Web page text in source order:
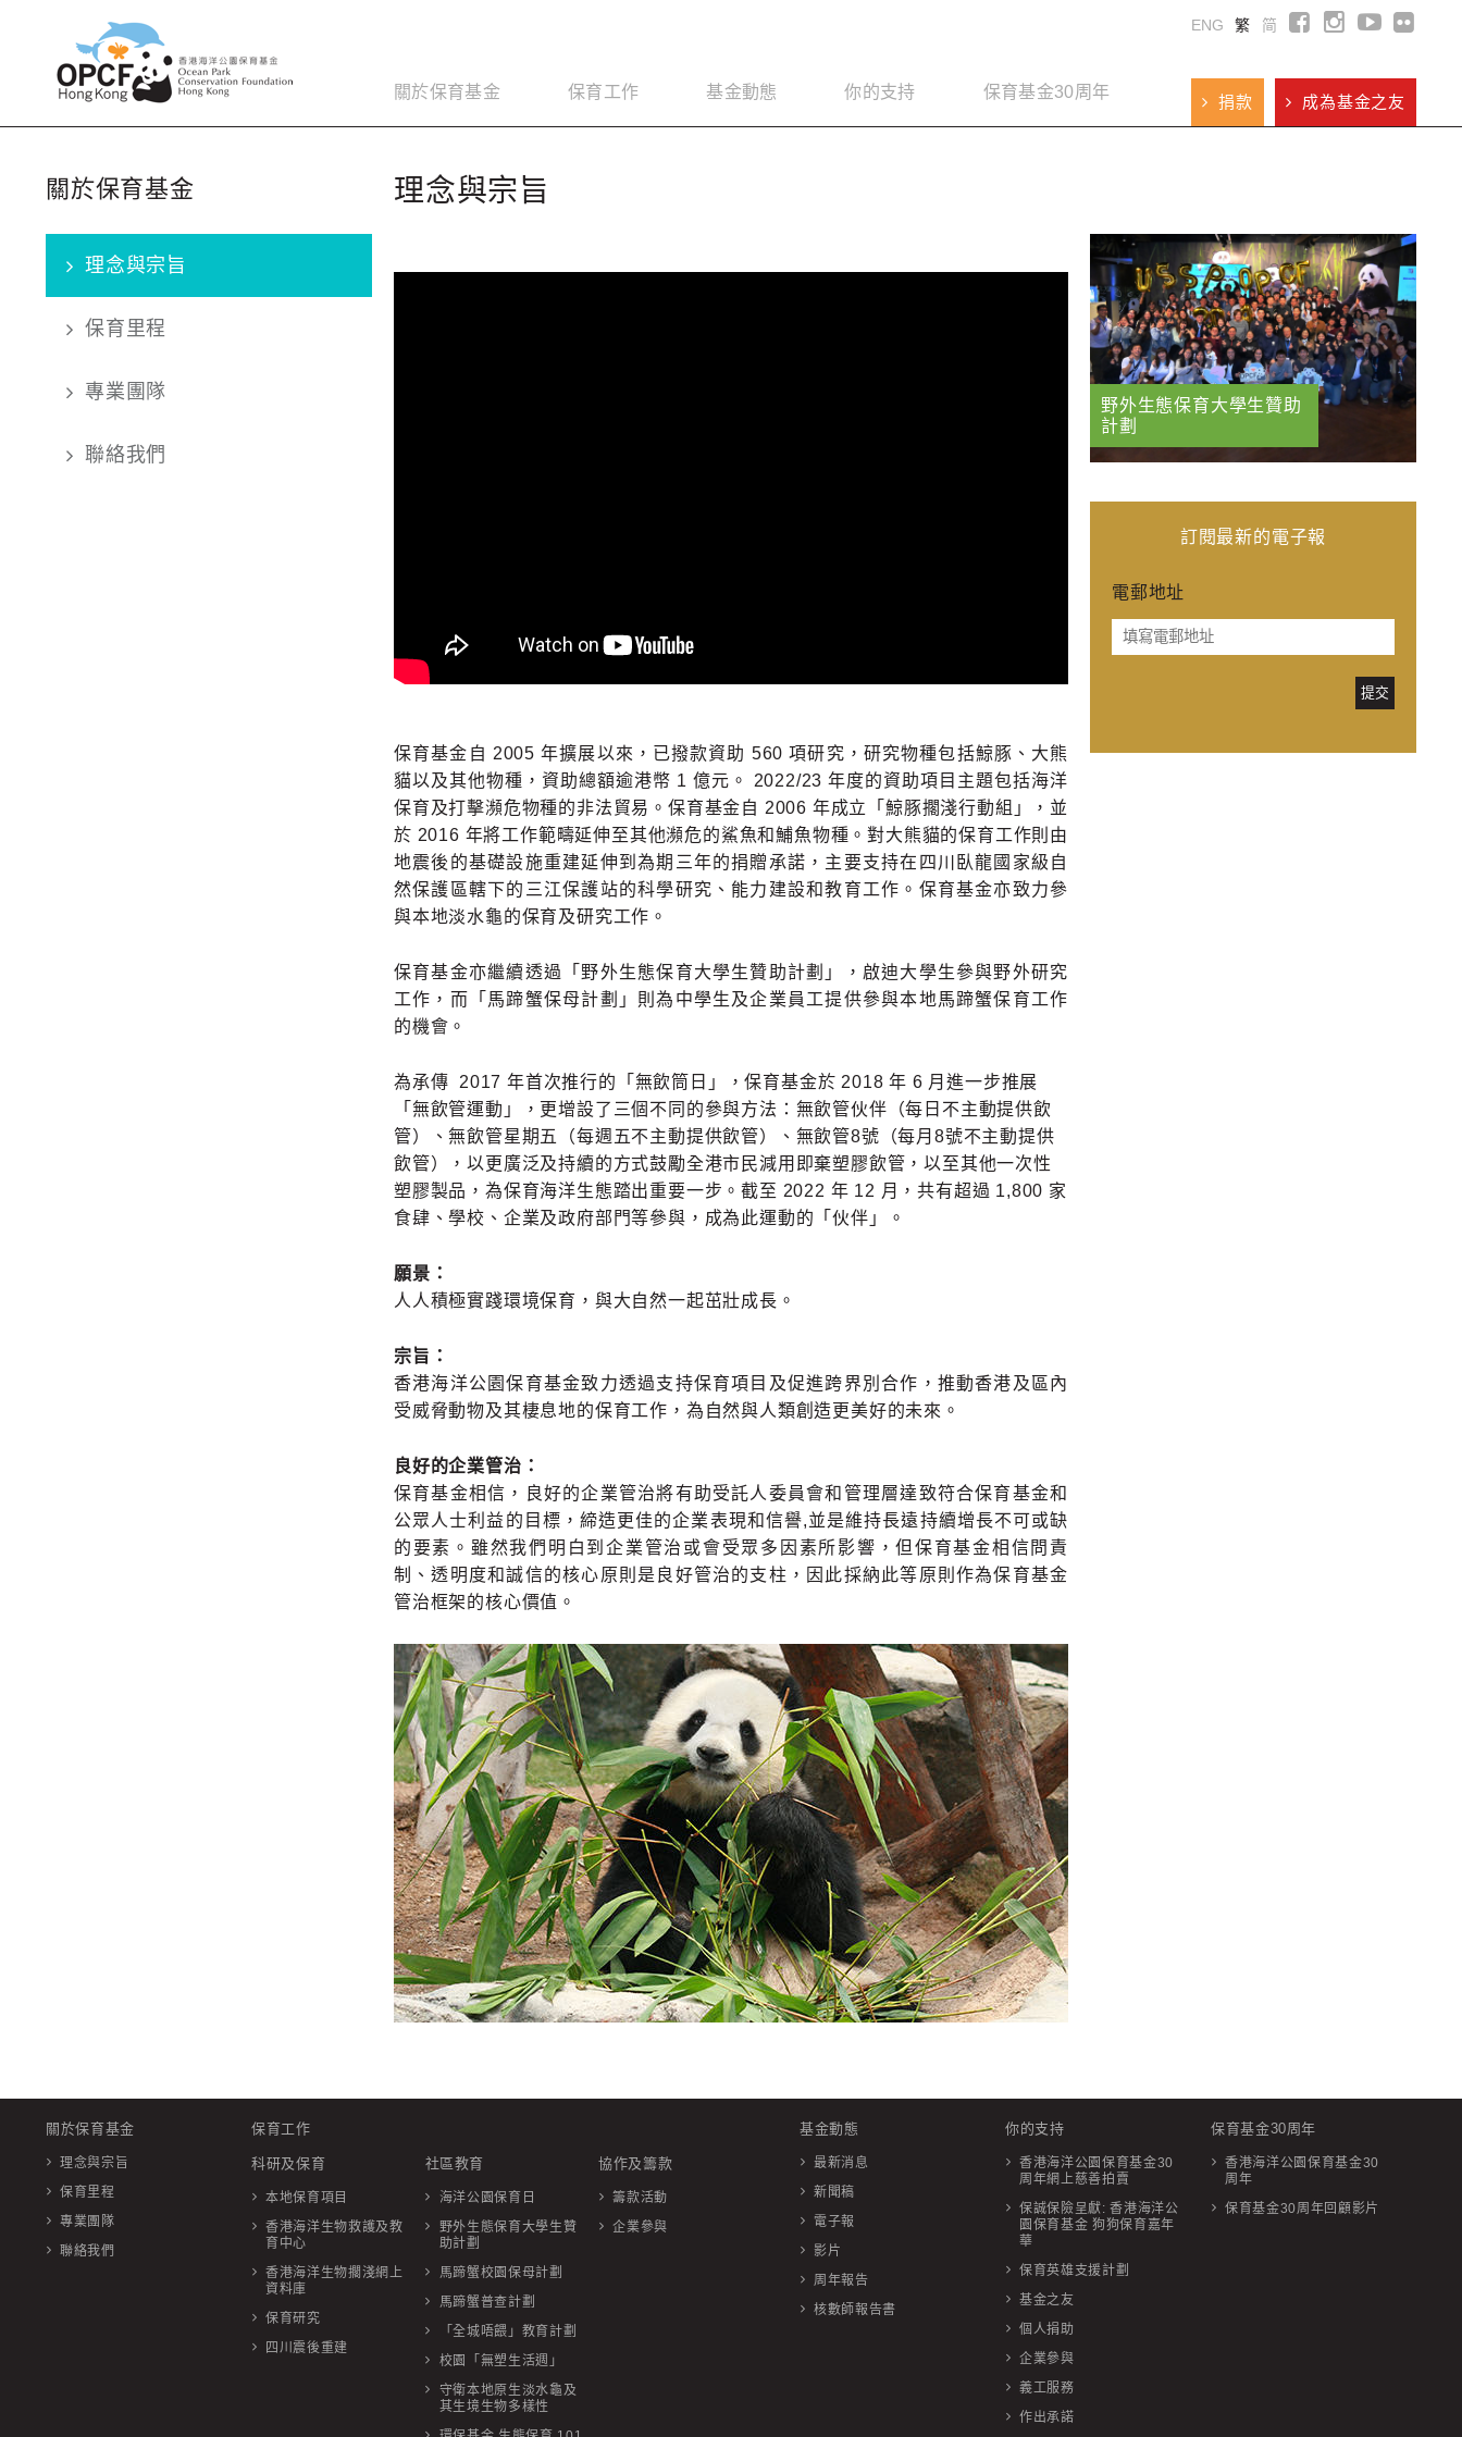
ENG 繁 简
關於保育基金 保育工作 基金動態 你的支持 保育基金30周年
成為基金之友
捐款
關於保育基金
理念與宗旨
保育里程
專業團隊
聯絡我們
理念與宗旨
保育基金自 2005 年擴展以來，已撥款資助 560 項研究，研究物種包括鯨豚、大熊
貓以及其他物種，資助總額逾港幣 1 億元。 2022/23 年度的資助項目主題包括海洋
保育及打擊瀕危物種的非法貿易。保育基金自 2006 年成立「鯨豚擱淺行動組」，並
於 2016 年將工作範疇延伸至其他瀕危的鯊魚和鯆魚物種。對大熊貓的保育工作則由
地震後的基礎設施重建延伸到為期三年的捐贈承諾，主要支持在四川臥龍國家級自
然保護區轄下的三江保護站的科學研究、能力建設和教育工作。保育基金亦致力參
與本地淡水龜的保育及研究工作。
保育基金亦繼續透過「野外生態保育大學生贊助計劃」，啟迪大學生參與野外研究
工作，而「馬蹄蟹保母計劃」則為中學生及企業員工提供參與本地馬蹄蟹保育工作
的機會。
為承傳 2017 年首次推行的「無飲筒日」，保育基金於 2018 年 6 月進一步推展
「無飲管運動」，更增設了三個不同的參與方法：無飲管伙伴（每日不主動提供飲
管）、無飲管星期五（每週五不主動提供飲管）、無飲管8號（每月8號不主動提供
飲管），以更廣泛及持續的方式鼓勵全港市民減用即棄塑膠飲管，以至其他一次性
塑膠製品，為保育海洋生態踏出重要一步。截至 2022 年 12 月，共有超過 1,800 家
食肆、學校、企業及政府部門等參與，成為此運動的「伙伴」。
願景：
人人積極實踐環境保育，與大自然一起茁壯成長。
宗旨：
香港海洋公園保育基金致力透過支持保育項目及促進跨界別合作，推動香港及區內
受威脅動物及其棲息地的保育工作，為自然與人類創造更美好的未來。
良好的企業管治：
保育基金相信，良好的企業管治將有助受託人委員會和管理層達致符合保育基金和
公眾人士利益的目標，締造更佳的企業表現和信譽,並是維持長遠持續增長不可或缺
的要素。雖然我們明白到企業管治或會受眾多因素所影響，但保育基金相信問責
制、透明度和誠信的核心原則是良好管治的支柱，因此採納此等原則作為保育基金
管治框架的核心價值。
野外生態保育大學生贊助
計劃
訂閱最新的電子報
電郵地址
關於保育基金
理念與宗旨
保育里程
專業團隊
聯絡我們
保育工作
科研及保育
本地保育項目
香港海洋生物救護及教
育中心
香港海洋生物擱淺網上
資料庫
保育研究
四川震後重建
社區教育
海洋公園保育日
野外生態保育大學生贊
助計劃
馬蹄蟹校園保母計劃
馬蹄蟹普查計劃
「全城唔餵」教育計劃
校園「無塑生活週」
守衛本地原生淡水龜及
其生境生物多樣性
協作及籌款
籌款活動
企業參與
基金動態
最新消息
新聞稿
電子報
影片
周年報告
核數師報告書
你的支持
香港海洋公園保育基金30
周年網上慈善拍賣
保誠保險呈獻: 香港海洋公
園保育基金 狗狗保育嘉年
華
保育英雄支援計劃
基金之友
個人捐助
企業參與
義工服務
作出承諾
保育基金30周年
香港海洋公園保育基金30
周年
保育基金30周年回顧影片